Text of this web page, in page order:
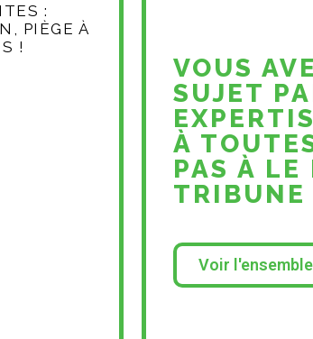
:
PIÈGE À
!
VOUS
SUJET
À
PAS À LE
TRIBUNE
Voir